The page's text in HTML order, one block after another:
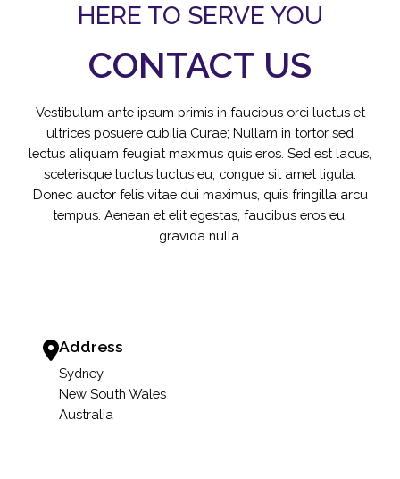
HERE TO SERVE YOU
CONTACT US
Vestibulum ante ipsum primis in faucibus orci luctus et
ultrices posuere cubilia Curae; Nullam in tortor sed
lectus aliquam feugiat maximus quis eros. Sed est lacus,
scelerisque luctus luctus eu, congue sit amet ligula.
Donec auctor felis vitae dui maximus, quis fringilla arcu
tempus. Aenean et elit egestas, faucibus eros eu,
gravida nulla.
Address
Sydney
New South Wales
Australia